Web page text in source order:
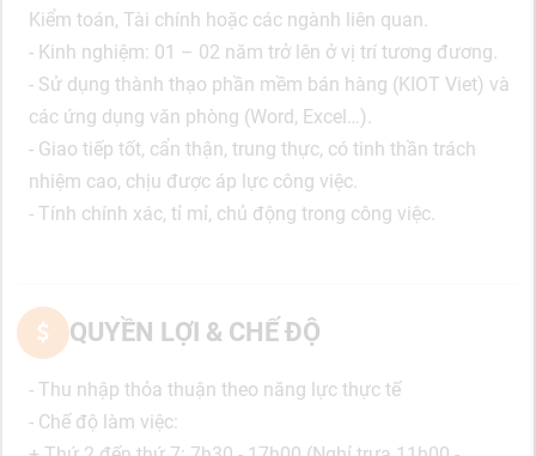
Kiểm toán, Tài chính hoặc các ngành liên quan.
- Kinh nghiệm: 01 – 02 năm trở lên ở vị trí tương đương.
- Sử dụng thành thạo phần mềm bán hàng (KIOT Viet) và
các ứng dụng văn phòng (Word, Excel…).
- Giao tiếp tốt, cẩn thận, trung thực, có tinh thần trách
nhiệm cao, chịu được áp lực công việc.
- Tính chính xác, tỉ mỉ, chủ động trong công việc.
QUYỀN LỢI & CHẾ ĐỘ
- Thu nhập thỏa thuận theo năng lực thực tế
- Chế độ làm việc: